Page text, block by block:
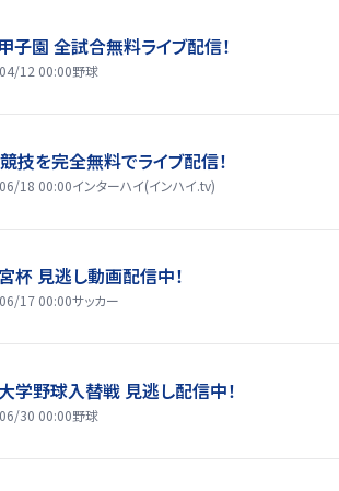
子園 全試合無料ライブ配信！
12 00:00野球
技を完全無料でライブ配信！
18 00:00インターハイ(インハイ.tv)
杯 見逃し動画配信中！
17 00:00サッカー
学野球入替戦 見逃し配信中！
30 00:00野球